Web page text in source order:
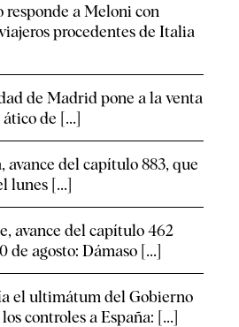
responde a Meloni con
procedentes de Italia
de Madrid pone a la venta
de [...]
avance del capítulo 883, que
lunes [...]
avance del capítulo 462
de agosto: Dámaso [...]
el ultimátum del Gobierno
controles a España: [...]